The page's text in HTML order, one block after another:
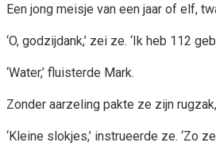
Een jong meisje van een jaar of elf,
‘O, godzijdank,’ zei ze. ‘Ik heb 112
‘Water,’ fluisterde Mark.
Zonder aarzeling pakte ze zijn
‘Kleine slokjes,’ instrueerde ze. ‘Zo